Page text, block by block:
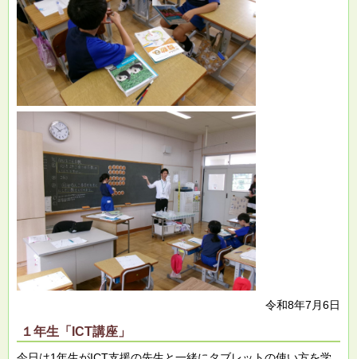
令和8年7月6日
１年生「ICT講座」